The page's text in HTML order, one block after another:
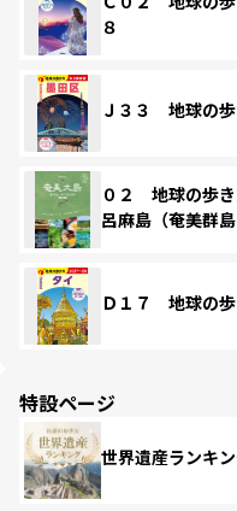
８
Ｊ３３ 地球の
０２ 地球の歩
呂麻島（奄美群
Ｄ１７ 地球の
特設ページ
世界遺産ランキ